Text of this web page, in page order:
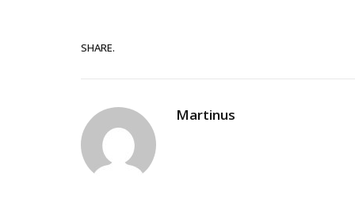
SHARE.
Martinus